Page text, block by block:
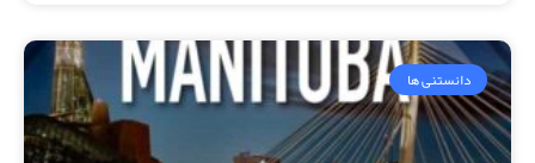
دانستنی ها